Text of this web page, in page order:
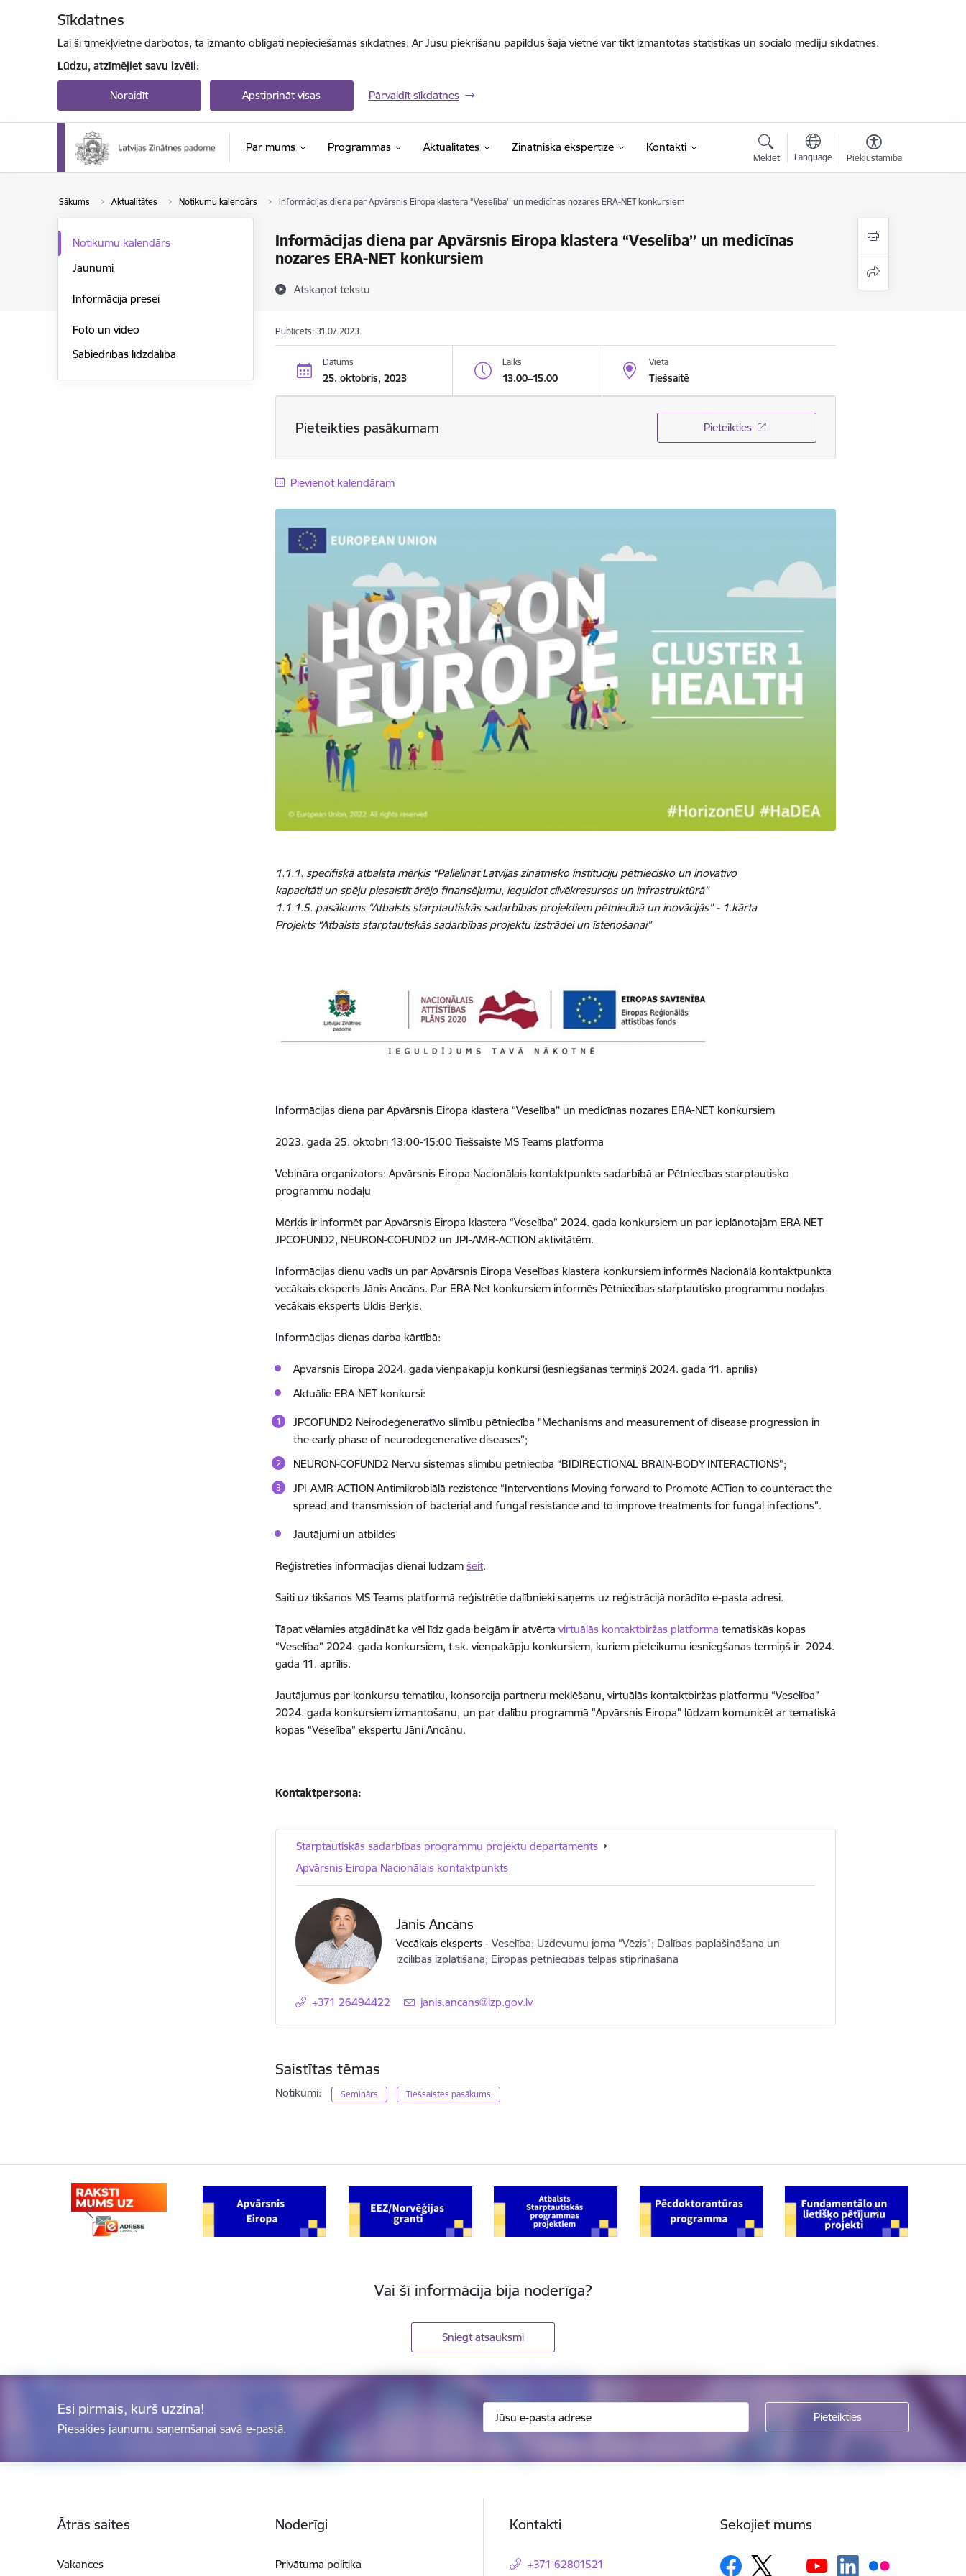
Sīkdatnes
Lai šī tīmekļvietne darbotos, tā izmanto obligāti nepieciešamās sīkdatnes. Ar Jūsu piekrišanu papildus šajā vietnē var tikt izmantotas statistikas un sociālo mediju sīkdatnes.
Lūdzu, atzīmējiet savu izvēli:
Noraidīt Apstiprināt visas Pārvaldīt sīkdatnes
Par mums Programmas Aktualitātes Zinātniskā ekspertīze Kontakti
Meklēt Language Piekļūstamība
Sākums Aktualitātes Notikumu kalendārs Informācijas diena par Apvārsnis Eiropa klastera “Veselība’’ un medicīnas nozares ERA-NET konkursiem
Informācijas diena par Apvārsnis Eiropa klastera “Veselība’’ un medicīnas
nozares ERA-NET konkursiem
Atskaņot tekstu
Notikumu kalendārs
Jaunumi
Informācija presei
Foto un video
Sabiedrības līdzdalība
Publicēts: 31.07.2023.
Datums
25. oktobris, 2023
Laiks
13.00–15.00
Vieta
Tiešsaitē
Pieteikties pasākumam Pieteikties
Pievienot kalendāram
1.1.1. specifiskā atbalsta mērķis “Palielināt Latvijas zinātnisko institūciju pētniecisko un inovatīvo
kapacitāti un spēju piesaistīt ārējo finansējumu, ieguldot cilvēkresursos un infrastruktūrā”
1.1.1.5. pasākums “Atbalsts starptautiskās sadarbības projektiem pētniecībā un inovācijās” - 1.kārta
Projekts “Atbalsts starptautiskās sadarbības projektu izstrādei un īstenošanai”
Informācijas diena parApvārsnis Eiropa klastera “Veselība’’ un medicīnas nozares ERA-NET konkursiem
2023. gada 25. oktobrī 13:00-15:00 Tiešsaistē MS Teams platformā
Vebināra organizators:Apvārsnis Eiropa Nacionālais kontaktpunkts sadarbībā ar Pētniecības starptautisko
programmu nodaļu
Mērķis ir informēt par Apvārsnis Eiropa klastera “Veselība” 2024. gada konkursiem un par ieplānotajām ERA-NET
JPCOFUND2, NEURON-COFUND2 un JPI-AMR-ACTION aktivitātēm.
Informācijas dienu vadīs un par Apvārsnis Eiropa Veselības klastera konkursiem informēs Nacionālā kontaktpunkta
vecākais eksperts Jānis Ancāns. Par ERA-Net konkursiem informēs Pētniecības starptautisko programmu nodaļas
vecākais eksperts Uldis Berķis.
Informācijas dienas darba kārtībā:
Apvārsnis Eiropa 2024. gada vienpakāpju konkursi (iesniegšanas termiņš 2024. gada 11. aprīlis)
Aktuālie ERA-NET konkursi:
JPCOFUND2 Neirodeģeneratīvo slimību pētniecība "Mechanisms and measurement of disease progression in
the early phase of neurodegenerative diseases”;
NEURON-COFUND2 Nervu sistēmas slimību pētniecība “BIDIRECTIONAL BRAIN-BODY INTERACTIONS”;
JPI-AMR-ACTION Antimikrobiālā rezistence “Interventions Moving forward to Promote ACTion to counteract the
spread and transmission of bacterial and fungal resistance and to improve treatments for fungal infections”.
Jautājumi un atbildes
Reģistrēties informācijas dienai lūdzamšeit.
Saiti uz tikšanos MS Teams platformā reģistrētie dalībnieki saņems uz reģistrācijā norādīto e-pasta adresi.
Tāpat vēlamies atgādināt ka vēl līdz gada beigām ir atvērtavirtuālās kontaktbiržas platforma tematiskās kopas
“Veselība” 2024. gada konkursiem, t.sk. vienpakāpju konkursiem, kuriem pieteikumu iesniegšanas termiņš ir 2024.
gada 11. aprīlis.
Jautājumus par konkursu tematiku, konsorcija partneru meklēšanu, virtuālās kontaktbiržas platformu “Veselība”
2024. gada konkursiem izmantošanu, un par dalību programmā "Apvārsnis Eiropa" lūdzam komunicēt ar tematiskā
kopas “Veselība” ekspertu Jāni Ancānu.
Kontaktpersona:
Starptautiskās sadarbības programmu projektu departaments
Apvārsnis Eiropa Nacionālais kontaktpunkts
Jānis Ancāns
Vecākais eksperts - Veselība; Uzdevumu joma “Vēzis”; Dalības paplašināšana un
izcilības izplatīšana; Eiropas pētniecības telpas stiprināšana
+371 26494422 E-pasts:
janis.ancans@lzp.gov.lv
Saistītas tēmas
Notikumi: Seminārs Tiešsaistes pasākums
Vai šī informācija bija noderīga?
Sniegt atsauksmi
Esi pirmais, kurš uzzina!
Piesakies jaunumu saņemšanai savā e-pastā.
Ātrās saites
Vakances
Noderīgi
Privātuma politika
Kontakti
+371 62801521
Sekojiet mums